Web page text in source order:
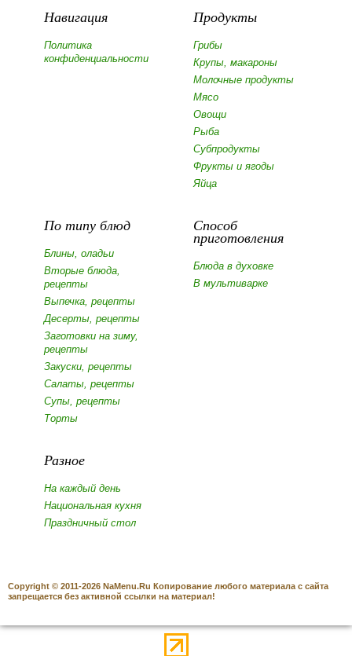
Навигация
Политика
конфиденциальности
Продукты
Грибы
Крупы, макароны
Молочные продукты
Мясо
Овощи
Рыба
Субпродукты
Фрукты и ягоды
Яйца
По типу блюд
Блины, оладьи
Вторые блюда,
рецепты
Выпечка, рецепты
Десерты, рецепты
Заготовки на зиму,
рецепты
Закуски, рецепты
Салаты, рецепты
Супы, рецепты
Торты
Способ
приготовления
Блюда в духовке
В мультиварке
Разное
На каждый день
Национальная кухня
Праздничный стол
Copyright © 2011-2026 NaMenu.Ru Копирование любого материала с сайта
запрещается без активной ссылки на материал!